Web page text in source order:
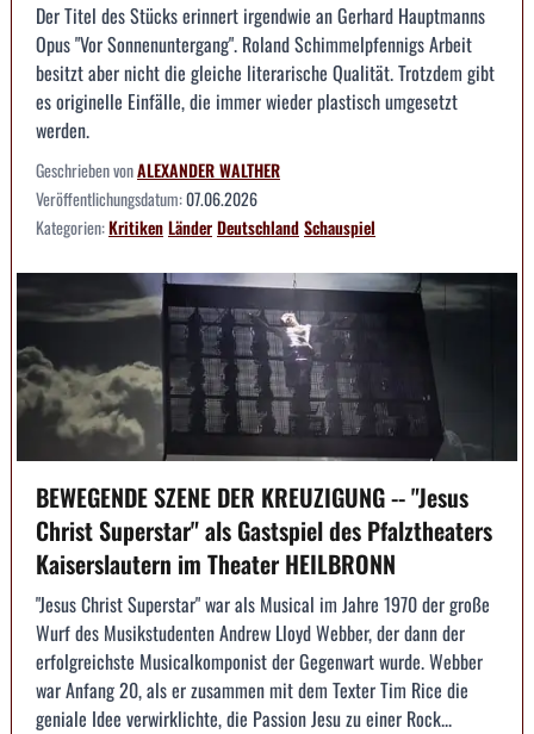
Der Titel des Stücks erinnert irgendwie an Gerhard Hauptmanns
Opus "Vor Sonnenuntergang". Roland Schimmelpfennigs Arbeit
besitzt aber nicht die gleiche literarische Qualität. Trotzdem gibt
es originelle Einfälle, die immer wieder plastisch umgesetzt
werden.
Geschrieben vonALEXANDER WALTHER
Veröffentlichungsdatum:07.06.2026
Kategorien:KritikenLänderDeutschlandSchauspiel
BEWEGENDE SZENE DER KREUZIGUNG -- "Jesus
Christ Superstar" als Gastspiel des Pfalztheaters
Kaiserslautern im Theater HEILBRONN
"Jesus Christ Superstar" war als Musical im Jahre 1970 der große
Wurf des Musikstudenten Andrew Lloyd Webber, der dann der
erfolgreichste Musicalkomponist der Gegenwart wurde. Webber
war Anfang 20, als er zusammen mit dem Texter Tim Rice die
geniale Idee verwirklichte, die Passion Jesu zu einer Rock...